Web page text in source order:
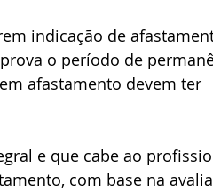
indicação de
o período de
afastamento devem ter
e que cabe ao
com base na